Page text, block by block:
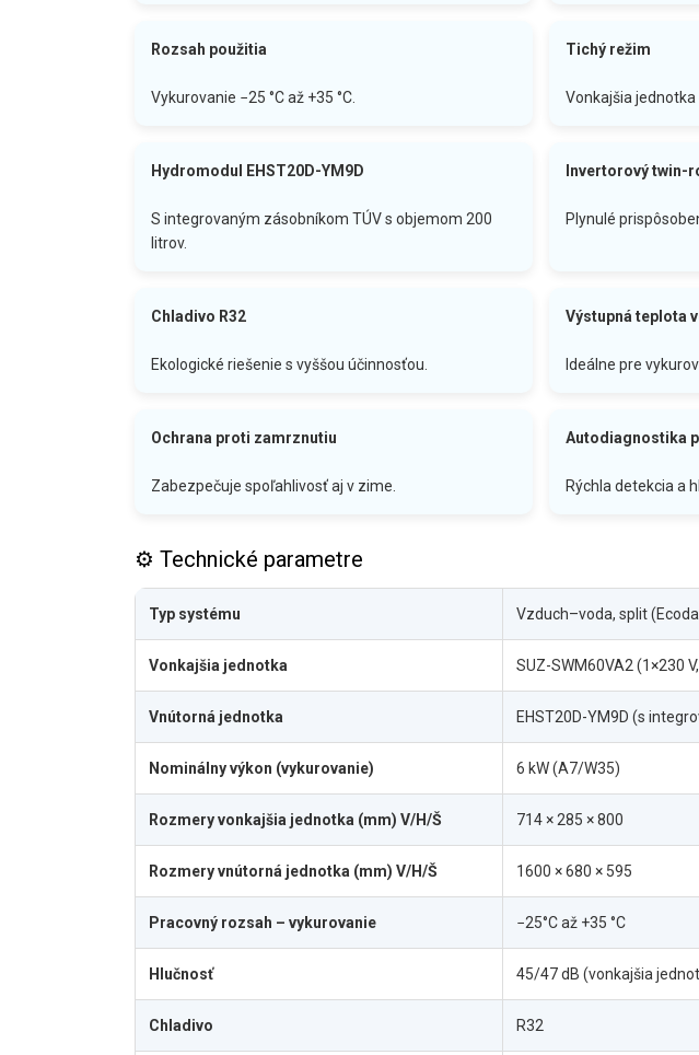
Rozsah použitia
Vykurovanie −25 °C až +35 °C.
Tichý režim
Vonkajšia jednotka
Hydromodul EHST20D-YM9D
S integrovaným zásobníkom TÚV s objemom 200
litrov.
Invertorový twin-
Plynulé
Chladivo R32
Ekologické riešenie s vyššou účinnosťou.
Výstupná teplota
Ideálne pre
Ochrana proti zamrznutiu
Zabezpečuje spoľahlivosť aj v zime.
Autodiagnostika
Rýchla detekcia a
⚙️ Technické parametre
Typ systému Vzduch–voda, split
Vonkajšia jednotka SUZ-SWM60VA2 (1×230
Vnútorná jednotka EHST20D-YM9D (s
Nominálny výkon (vykurovanie) 6 kW (A7/W35)
Rozmery vonkajšia jednotka (mm) V/H/Š 714 × 285 × 800
Rozmery vnútorná jednotka (mm) V/H/Š 1600 × 680 × 595
Pracovný rozsah – vykurovanie −25°C až +35 °C
Hlučnosť 45/47 dB (vonkajšia
Chladivo R32